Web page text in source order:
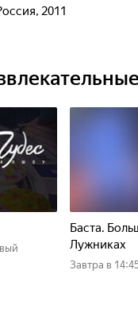
завораживает,
Россия, 2011
Баста.
Лужниках
Завтра в